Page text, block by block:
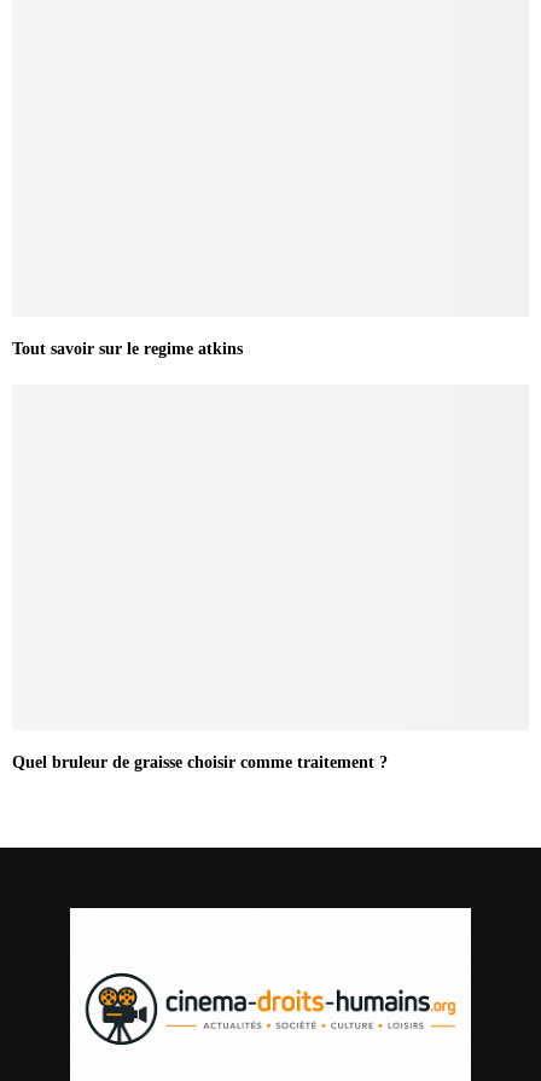
Tout savoir sur le regime atkins
Quel bruleur de graisse choisir comme traitement ?